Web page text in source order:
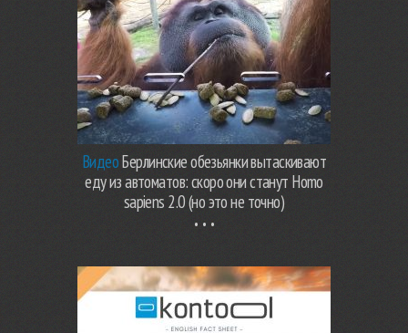
ВидеоБерлинские обезьянки вытаскивают
еду из автоматов: скоро они станут Homo
sapiens 2.0 (но это не точно)